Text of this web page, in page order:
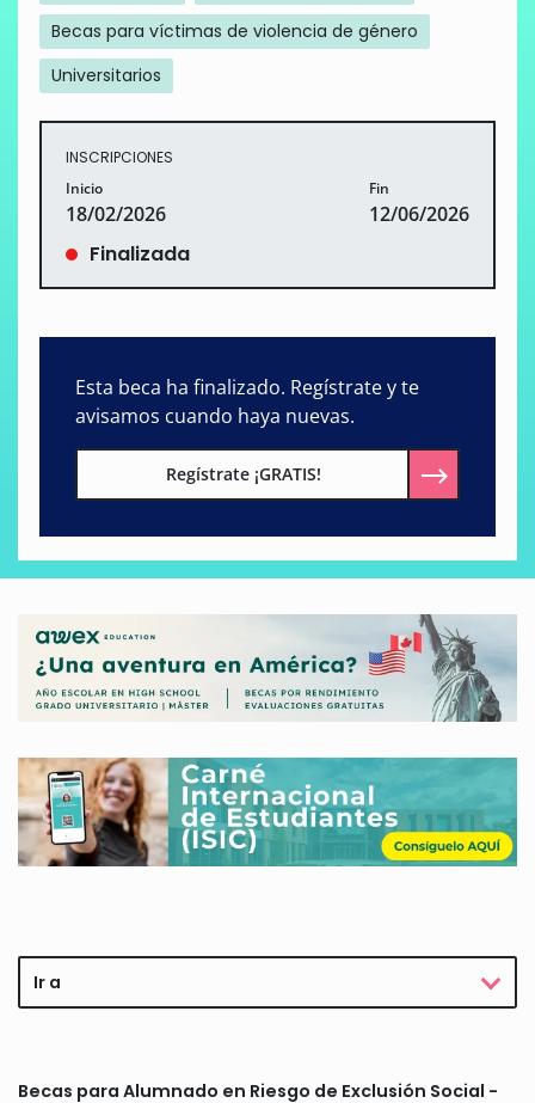
Becas para víctimas de violencia de género
Universitarios
INSCRIPCIONES
Inicio
18/02/2026
Fin
12/06/2026
Finalizada
Esta beca ha finalizado. Regístrate y te
avisamos cuando haya nuevas.
Regístrate ¡GRATIS!
Ir a
Becas para Alumnado en Riesgo de Exclusión Social -